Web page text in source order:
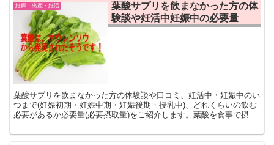
妊娠・出産・妊活
葉酸サプリを飲まなかった方の体
験談や妊活中妊娠中の必要量
葉酸サプリを飲まなかった方の体験談や口コミ、妊活中・妊娠中のい
つまで(妊娠初期・妊娠中期・妊娠後期・授乳中)、どれくらいの飲む
必要があるか必要量(必要摂取量)をご紹介します。葉酸を食事で摂る